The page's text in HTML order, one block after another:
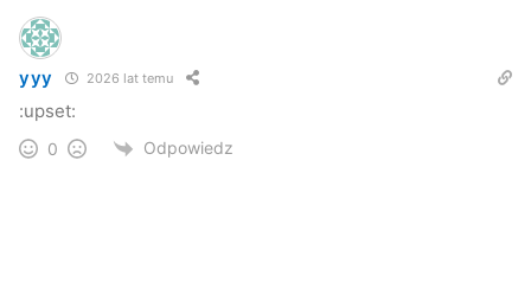
mamy naprawić m.in. kładkę na Gondkach. Wykonujemy
inne prace, które zostały nam zlecone. Nie chcemy
dostawać nic za darmo, chcemy odpracować, część tych
pieniędzy”
yyy 2026 lat temu
:upset:
0 Odpowiedz